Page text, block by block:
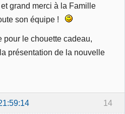
grand merci à la Famille
son équipe !
pour le chouette cadeau,
présentation de la nouvelle
14